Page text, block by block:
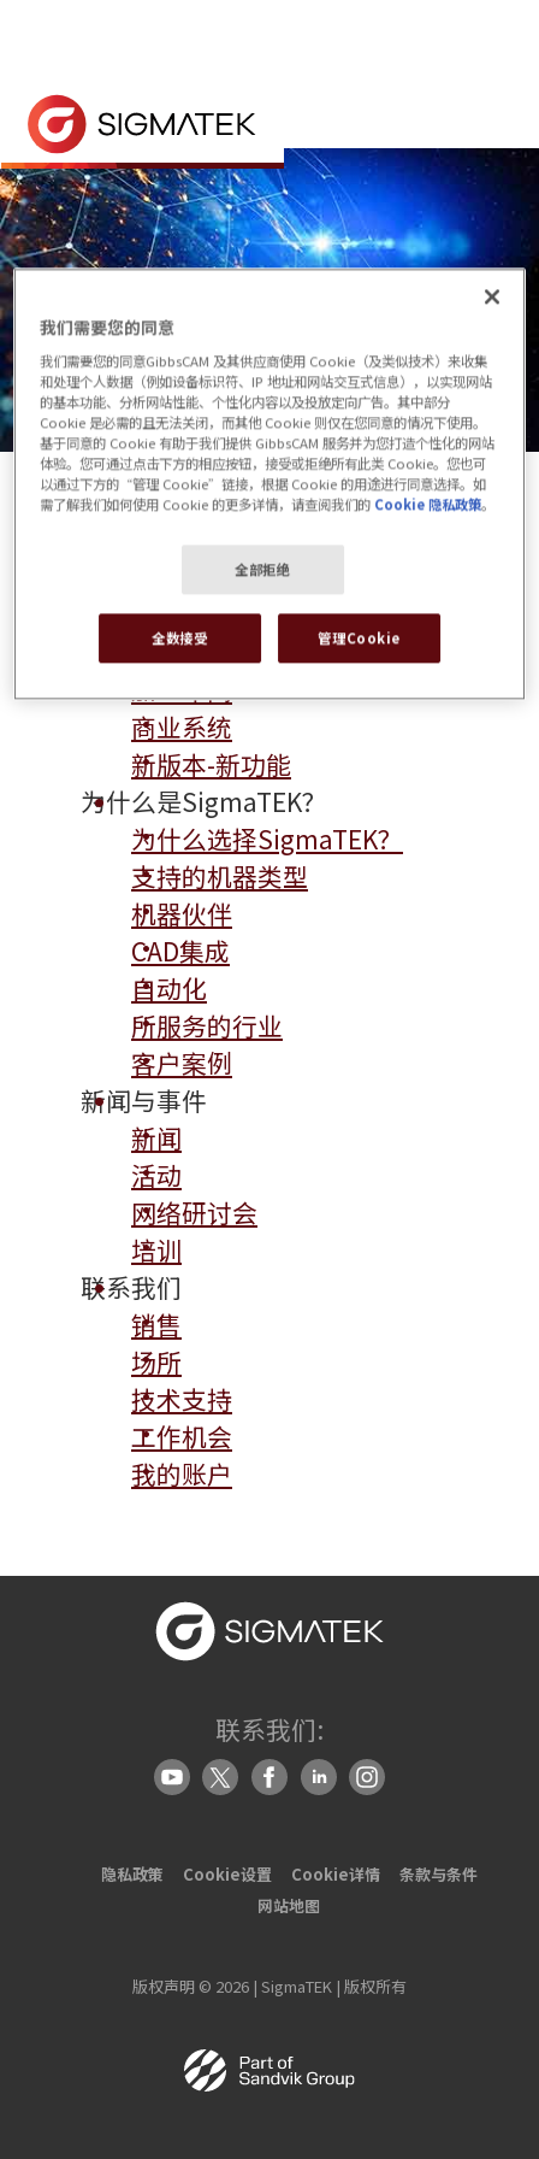
首页> 网站地图
网站结构采用简洁的列表格式。
解决方案概述
CAD/CAM
加工车间
商业系统
新版本-新功能
为什么是SigmaTEK？
为什么选择SigmaTEK？
支持的机器类型
机器伙伴
CAD集成
自动化
所服务的行业
客户案例
新闻与事件
新闻
活动
网络研讨会
培训
联系我们
销售
场所
技术支持
工作机会
我的账户
联系我们:
隐私政策 Cookie设置 Cookie详情
条款与条件
网站地图
版权声明 © 2026 | SigmaTEK | 版权所有
我们需要您的同意
我们需要您的同意GibbsCAM 及其供应商使用 Cookie（及类似技术）来收集
和处理个人数据（例如设备标识符、IP 地址和网站交互式信息），以实现网站
的基本功能、分析网站性能、个性化内容以及投放定向广告。其中部分
Cookie 是必需的且无法关闭，而其他 Cookie 则仅在您同意的情况下使用。
基于同意的 Cookie 有助于我们提供 GibbsCAM 服务并为您打造个性化的网站
体验。您可通过点击下方的相应按钮，接受或拒绝所有此类 Cookie。您也可
以通过下方的“管理 Cookie”链接，根据 Cookie 的用途进行同意选择。如
需了解我们如何使用 Cookie 的更多详情，请查阅我们的 Cookie 隐私政策。
全部拒绝
全数接受 管理Cookie